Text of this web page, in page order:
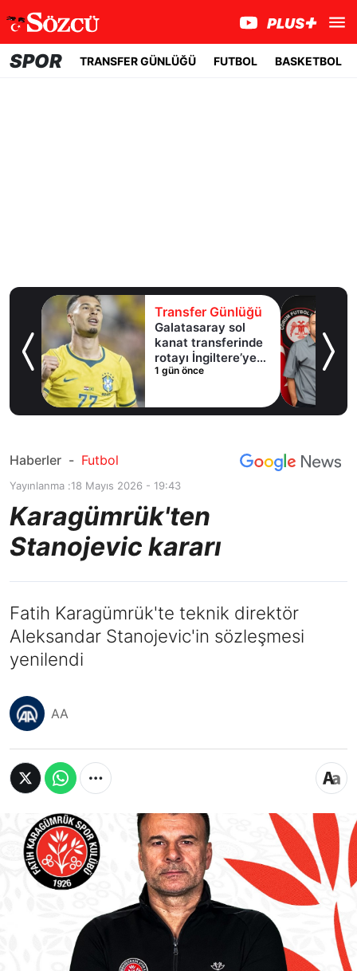
SPOR TRANSFER GÜNLÜĞÜ FUTBOL BASKETBOL
Transfer Günlüğü
Galatasaray sol
kanat transferinde
rotayı İngiltere’ye
çevirdi!
1 gün önce
Haberler - Futbol
Yayınlanma :18 Mayıs 2026 - 19:43
Karagümrük'ten
Stanojevic kararı
Fatih Karagümrük'te teknik direktör
Aleksandar Stanojevic'in sözleşmesi
yenilendi
AA